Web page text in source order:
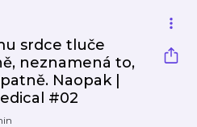
srdce tluče
neznamená to,
Naopak |
#02